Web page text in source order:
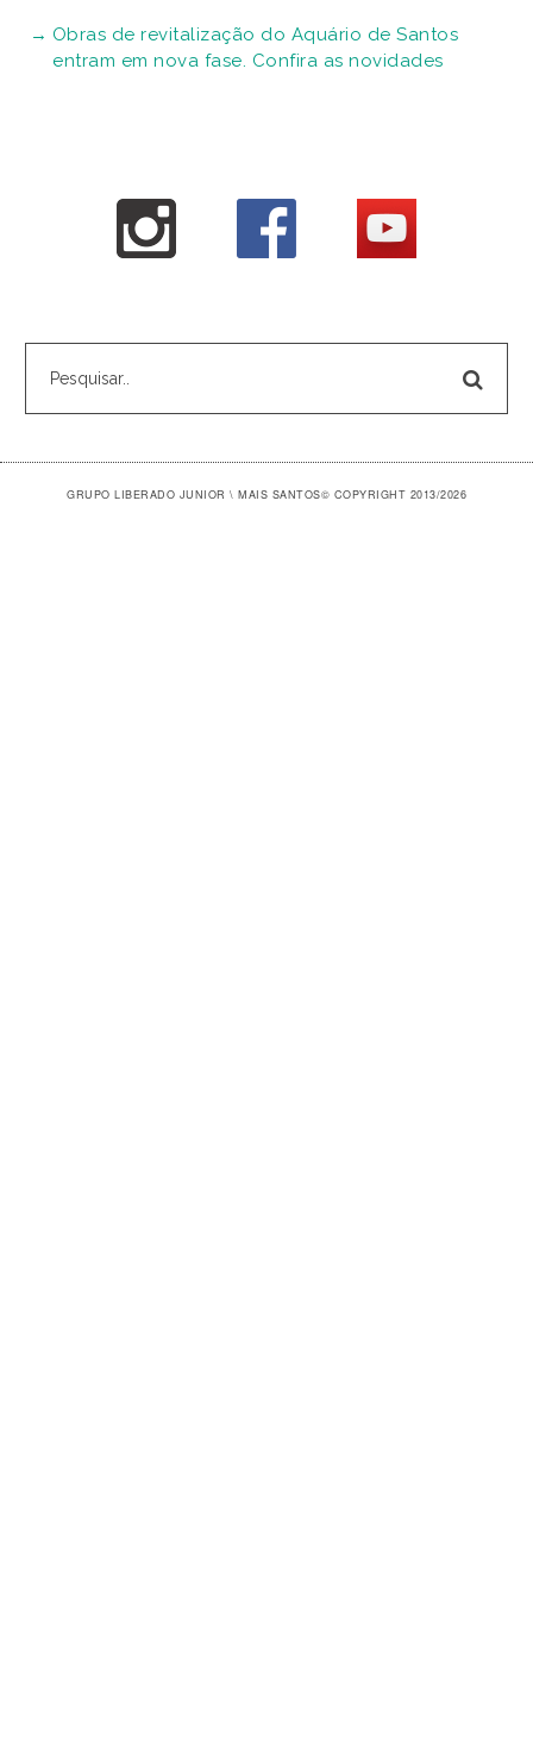
Obras de revitalização do Aquário de Santos
entram em nova fase. Confira as novidades
GRUPO LIBERADO JUNIOR \ MAIS SANTOS© COPYRIGHT 2013/2026